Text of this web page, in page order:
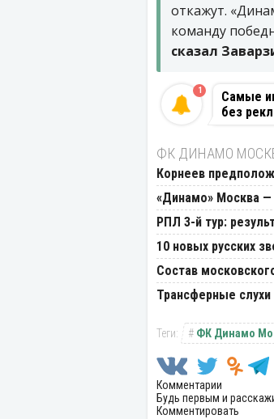
откажут.
команду
сказал
Самые
без
1
ФК ДИНАМО
Корнеев
«Динамо» Москва —
РПЛ 3-й тур:
10 новых русских
Состав
Трансферные слухи
ФК Динамо
Комментарии
Будь первым и
Комментировать